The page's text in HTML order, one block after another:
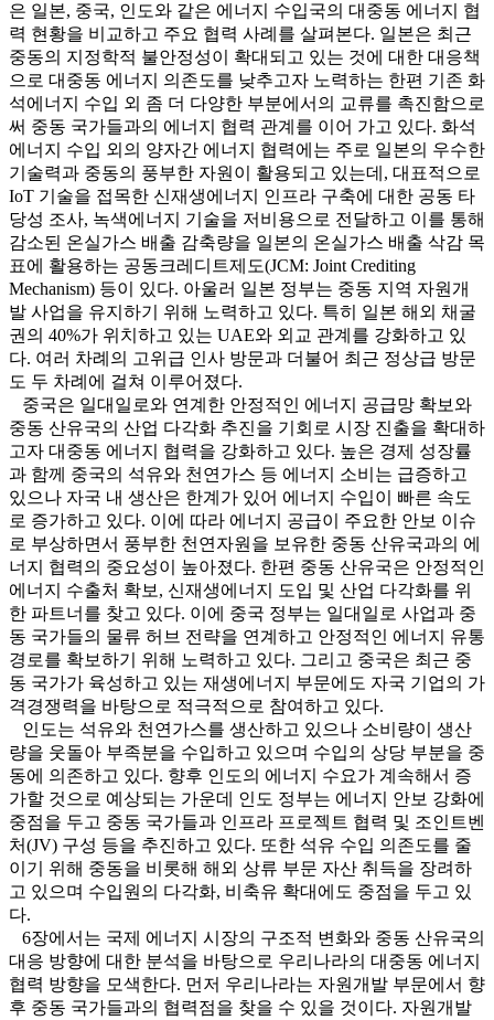
은 일본, 중국, 인도와 같은 에너지 수입국의 대중동 에너지 협
력 현황을 비교하고 주요 협력 사례를 살펴본다. 일본은 최근
중동의 지정학적 불안정성이 확대되고 있는 것에 대한 대응책
으로 대중동 에너지 의존도를 낮추고자 노력하는 한편 기존 화
석에너지 수입 외 좀 더 다양한 부분에서의 교류를 촉진함으로
써 중동 국가들과의 에너지 협력 관계를 이어 가고 있다. 화석
에너지 수입 외의 양자간 에너지 협력에는 주로 일본의 우수한
기술력과 중동의 풍부한 자원이 활용되고 있는데, 대표적으로
IoT 기술을 접목한 신재생에너지 인프라 구축에 대한 공동 타
당성 조사, 녹색에너지 기술을 저비용으로 전달하고 이를 통해
감소된 온실가스 배출 감축량을 일본의 온실가스 배출 삭감 목
표에 활용하는 공동크레디트제도(JCM: Joint Crediting
Mechanism) 등이 있다. 아울러 일본 정부는 중동 지역 자원개
발 사업을 유지하기 위해 노력하고 있다. 특히 일본 해외 채굴
권의 40%가 위치하고 있는 UAE와 외교 관계를 강화하고 있
다. 여러 차례의 고위급 인사 방문과 더불어 최근 정상급 방문
도 두 차례에 걸쳐 이루어졌다.
중국은 일대일로와 연계한 안정적인 에너지 공급망 확보와
중동 산유국의 산업 다각화 추진을 기회로 시장 진출을 확대하
고자 대중동 에너지 협력을 강화하고 있다. 높은 경제 성장률
과 함께 중국의 석유와 천연가스 등 에너지 소비는 급증하고
있으나 자국 내 생산은 한계가 있어 에너지 수입이 빠른 속도
로 증가하고 있다. 이에 따라 에너지 공급이 주요한 안보 이슈
로 부상하면서 풍부한 천연자원을 보유한 중동 산유국과의 에
너지 협력의 중요성이 높아졌다. 한편 중동 산유국은 안정적인
에너지 수출처 확보, 신재생에너지 도입 및 산업 다각화를 위
한 파트너를 찾고 있다. 이에 중국 정부는 일대일로 사업과 중
동 국가들의 물류 허브 전략을 연계하고 안정적인 에너지 유통
경로를 확보하기 위해 노력하고 있다. 그리고 중국은 최근 중
동 국가가 육성하고 있는 재생에너지 부문에도 자국 기업의 가
격경쟁력을 바탕으로 적극적으로 참여하고 있다.
인도는 석유와 천연가스를 생산하고 있으나 소비량이 생산
량을 웃돌아 부족분을 수입하고 있으며 수입의 상당 부분을 중
동에 의존하고 있다. 향후 인도의 에너지 수요가 계속해서 증
가할 것으로 예상되는 가운데 인도 정부는 에너지 안보 강화에
중점을 두고 중동 국가들과 인프라 프로젝트 협력 및 조인트벤
처(JV) 구성 등을 추진하고 있다. 또한 석유 수입 의존도를 줄
이기 위해 중동을 비롯해 해외 상류 부문 자산 취득을 장려하
고 있으며 수입원의 다각화, 비축유 확대에도 중점을 두고 있
다.
6장에서는 국제 에너지 시장의 구조적 변화와 중동 산유국의
대응 방향에 대한 분석을 바탕으로 우리나라의 대중동 에너지
협력 방향을 모색한다. 먼저 우리나라는 자원개발 부문에서 향
후 중동 국가들과의 협력점을 찾을 수 있을 것이다. 자원개발